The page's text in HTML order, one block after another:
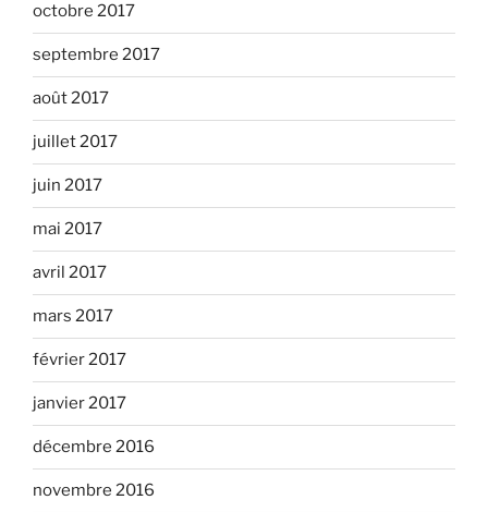
octobre 2017
septembre 2017
août 2017
juillet 2017
juin 2017
mai 2017
avril 2017
mars 2017
février 2017
janvier 2017
décembre 2016
novembre 2016